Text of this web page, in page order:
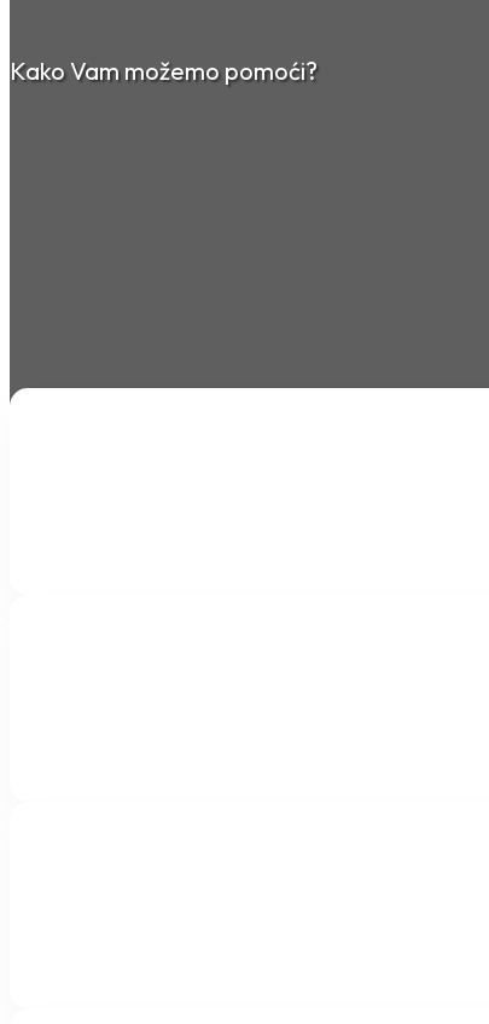
Kako Vam možemo pomoći?